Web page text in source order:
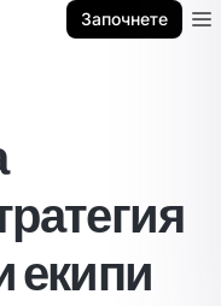
Започнете
екипи